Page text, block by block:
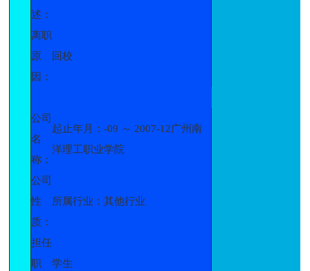
述：
离职
原
因：
回校
公司
名
称：
起止年月：-09 ～ 2007-12广州南
洋理工职业学院
公司
性
质：
所属行业：其他行业
担任
职
学生